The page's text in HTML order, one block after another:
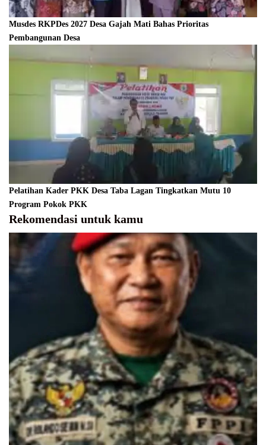
Musdes RKPDes 2027 Desa Gajah Mati Bahas Prioritas
Pembangunan Desa
Pelatihan Kader PKK Desa Taba Lagan Tingkatkan Mutu 10
Program Pokok PKK
Rekomendasi untuk kamu